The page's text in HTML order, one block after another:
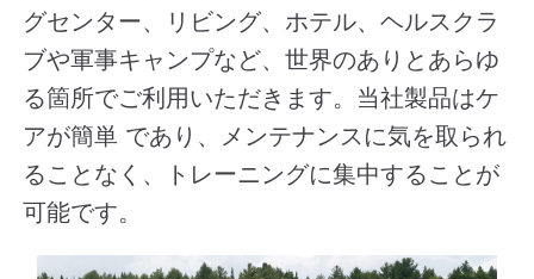
グセンター、リビング、ホテル、ヘルスクラ
ブや軍事キャンプなど、世界のありとあらゆ
る箇所でご利用いただきます。当社製品はケ
アが簡単 であり、メンテナンスに気を取られ
ることなく、トレーニングに集中することが
可能です。